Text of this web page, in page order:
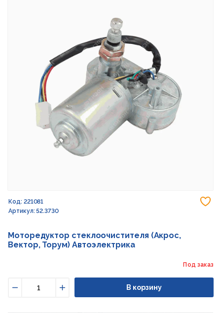
Код: 221081
Артикул: 52.3730
Моторедуктор стеклоочистителя (Акрос,
Вектор, Торум) Автоэлектрика
Под заказ
Увеличить
В корзину